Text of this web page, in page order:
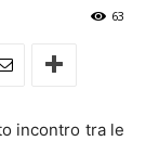
63
incontro tra le